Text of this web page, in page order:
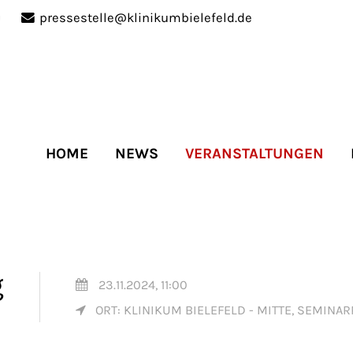
support for our
pressestelle@klinikumbielefeld.de
HOME NEWS VERANSTALTUNGEN
23.11.2024, 11:00
ORT: KLINIKUM BIELEFELD - MITTE,